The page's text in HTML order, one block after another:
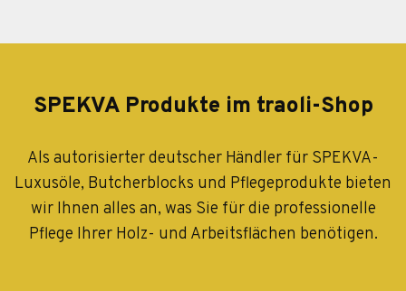
SPEKVA Produkte im traoli-Shop
Als autorisierter deutscher Händler für SPEKVA-
Luxusöle, Butcherblocks und Pflegeprodukte bieten
wir Ihnen alles an, was Sie für die professionelle
Pflege Ihrer Holz- und Arbeitsflächen benötigen.